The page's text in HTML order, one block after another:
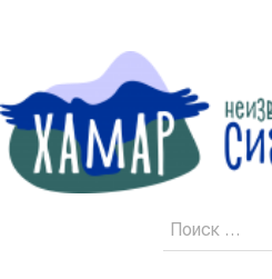
Поиск
для: